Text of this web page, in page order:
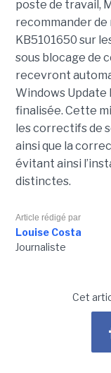
poste de travail,
recommander
KB5101650 sur
sous blocage de
recevront
Windows Update
finalisée. Cette
les correctifs de
ainsi que la
évitant ainsi
distinctes.
Article rédigé par
Louise Costa
Journaliste
Cet